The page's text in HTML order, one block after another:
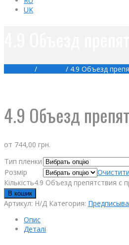
UK
/ / 4.9 Объезд
4.9 Объезд
от 744,00 грн.
Тип пленки
Розмір
Очистити
Кількість4.9 Объезд препятствия
В кошик
Артикул: Н/Д Категория:
Опис
Деталі